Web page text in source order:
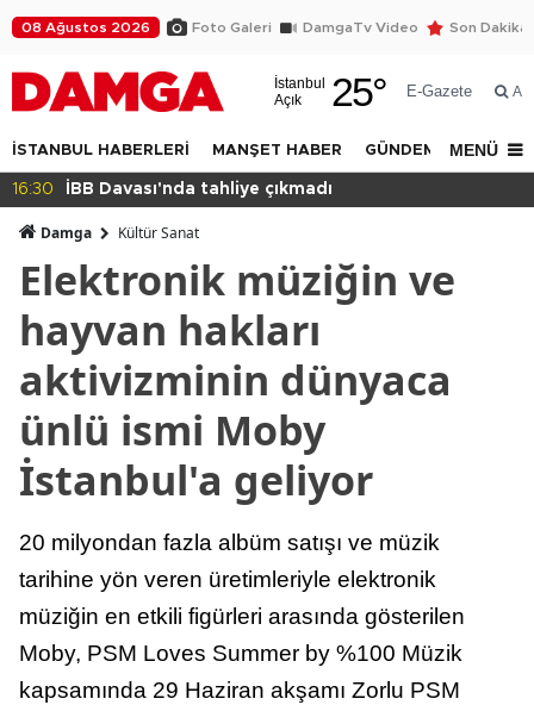
08 Ağustos 2026 Foto Galeri DamgaTv Video Son Dakika
İstanbul
Açık
25° E-Gazete Ara
İSTANBUL HABERLERİ MANŞET HABER GÜNDEM DÜNYA
MENÜ
tahliye çıkmadı
Damga Kültür Sanat
Elektronik müziğin ve
hayvan hakları
aktivizminin dünyaca
ünlü ismi Moby
İstanbul'a geliyor
20 milyondan fazla albüm satışı ve müzik
tarihine yön veren üretimleriyle elektronik
müziğin en etkili figürleri arasında gösterilen
Moby, PSM Loves Summer by %100 Müzik
kapsamında 29 Haziran akşamı Zorlu PSM